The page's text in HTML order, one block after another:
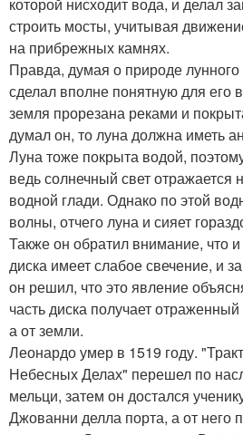
которой нисходит вода, и делал
строить мосты, учитывая
на прибрежных камнях.
Правда, думая о природе
сделал вполне понятную для его
земля прорезана реками и
думал он, то луна должна иметь
Луна тоже покрыта водой,
ведь солнечный свет отражается
водной глади. Однако по этой
волны, отчего луна и сияет
Также он обратил внимание, что
диска имеет слабое свечение, и
он решил, что это явление
часть диска получает
а от земли.
Леонардо умер в 1519 году.
Небесных Делах" перешел по
мельци, затем он достался
Джованни делла порта, а от него